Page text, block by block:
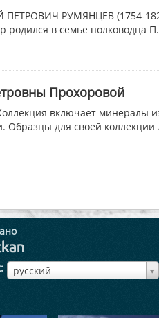
ПЕТРОВИЧ РУМЯНЦЕВ (1754-
родился в семье полководца
Прохоровой
включает минералы
Образцы для своей
русский
ЯзыкЯзык